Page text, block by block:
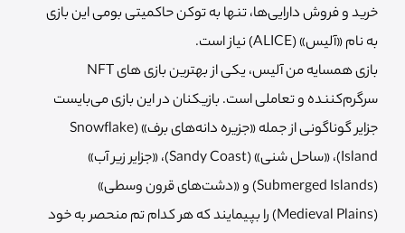
خرید و فروش دارایی‌ها، تنها به توکن حاکمیتی بومی این بازی
به نام «آلیس» (ALICE) نیاز است.
بازی همسایه من آلیس، یکی از بهترین بازی های NFT
سرگرم‌کننده و تعاملی است. بازیکنان در این بازی می‌بایست
جزایر گوناگونی از جمله «جزیره دانه‌های برف» (Snowflake
Island)، «ساحل شنی» (Sandy Coast)، «جزایر زیر آب»
(Submerged Islands) و «دشت‌های قرون وسطی»
(Medieval Plains) را بپیمایند که هر کدام تم منحصر به خود